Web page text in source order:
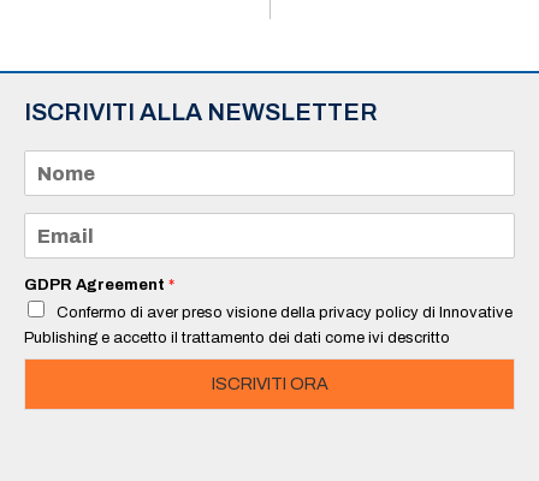
ISCRIVITI ALLA NEWSLETTER
m
e
a
i
*
GDPR Agreement *
Confermo di aver preso visione della privacy policy di Innovative
Publishing e accetto il trattamento dei dati come ivi descritto
ISCRIVITI ORA